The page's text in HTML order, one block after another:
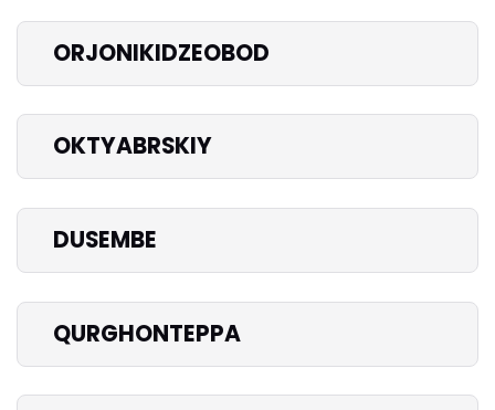
ORJONIKIDZEOBOD
OKTYABRSKIY
DUSEMBE
QURGHONTEPPA